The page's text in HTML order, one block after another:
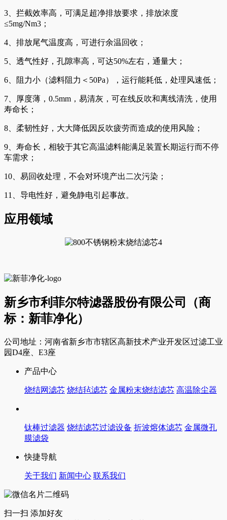
3、拦截效率高，可满足超净排放要求，排放浓度
≤5mg/Nm3；
4、排放尾气温度高，可进行余温回收；
5、透气性好，孔隙率高，可达50%左右，通量大；
6、阻力小（滤料阻力＜50Pa），运行能耗低，处理风速低；
7、厚度薄，0.5mm，易清灰，可在线反吹和离线清洗，使用
寿命长；
8、柔韧性好，大大降低因反吹疲劳而造成的使用风险；
9、寿命长，相较于其它高温滤料能满足装置长期运行而不停
车需求；
10、易回收处理，不会对环境产出二次污染；
11、导电性好，避免静电引起事故。
应用领域
新乡市利菲尔特滤器股份有限公司（商
标：新菲净化）
公司地址：河南省新乡市市辖区高新技术产业开发区过滤工业
园D4座、E3座
产品中心
烧结网滤芯 烧结毡滤芯 金属粉末烧结滤芯 高温除尘器
钛棒过滤器 烧结滤芯过滤设备 折波熔体滤芯 金属微孔
膜滤袋
快捷导航
关于我们 新闻中心 联系我们
扫一扫 添加好友